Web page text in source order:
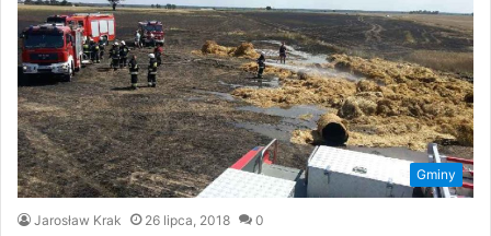
Gminy
Jarosław Krak 26 lipca, 2018 0